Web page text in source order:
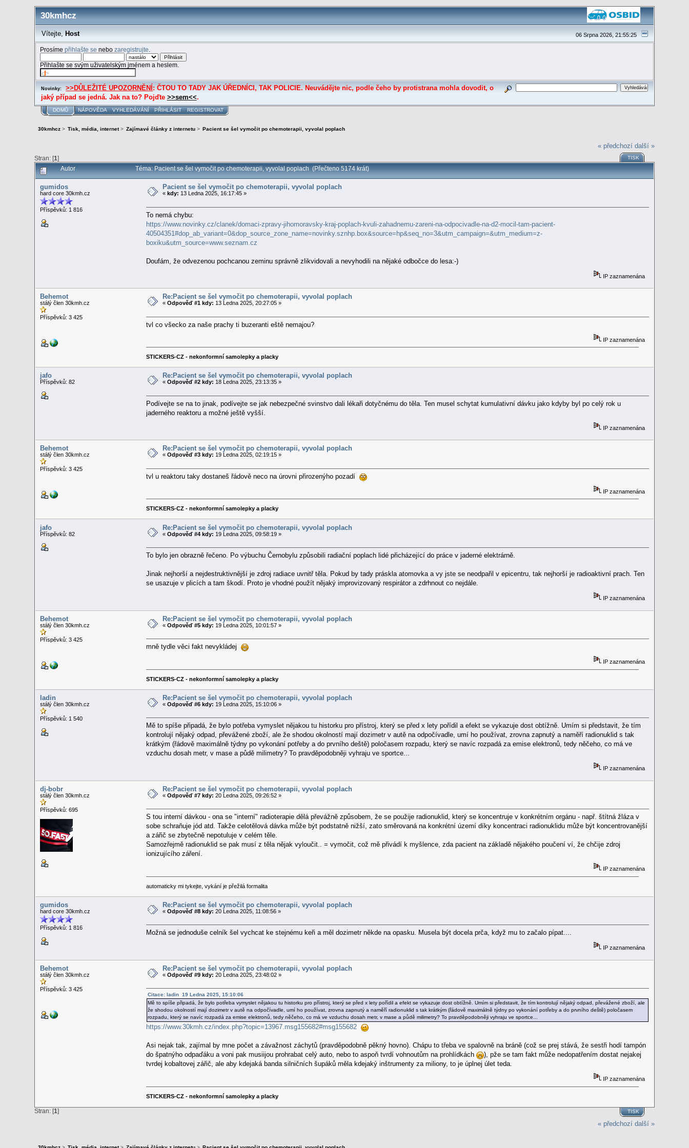
30kmhcz
06 Srpna 2026, 21:55:25
Vítejte, Host
Prosímepřihlašte se nebozaregistrujte
Přihlašte se svým uživatelským jménem a heslem.
Novinky: >>DŮLEŽITÉ UPOZORNĚNÍ : ČTOU TO TADY JAK ÚŘEDNÍCI, TAK POLICIE. Neuvádějte nic, podle čeho by protistrana mohla dovodit, o
jaký případ se jedná. Jak na to? Pojďte >>sem<<.
DOMŮ NÁPOVĚDA VYHLEDÁVÁNÍ PŘIHLÁSIT REGISTROVAT
30kmhcz> Tisk, média, internet> Zajímavé články z internetu> Pacient se šel vymočit po chemoterapii, vyvolal poplach
« předchozí další »
Stran: [1] TISK
Autor Téma: Pacient se šel vymočit po chemoterapii, vyvolal poplach (Přečteno 5174 krát)
gumidos
hard core 30kmh.cz
Příspěvků: 1 816
Pacient se šel vymočit po chemoterapii, vyvolal poplach
« kdy: 13 Ledna 2025, 16:17:45 »
To nemá chybu:
https://www.novinky.cz/clanek/domaci-zpravy-jihomoravsky-kraj-poplach-kvuli-zahadnemu-zareni-na-odpocivadle-na-d2-mocil-tam-pacient-
40504351#dop_ab_variant=0&dop_source_zone_name=novinky.sznhp.box&source=hp&seq_no=3&utm_campaign=&utm_medium=z-
boxiku&utm_source=www.seznam.cz
Doufám, že odvezenou pochcanou zeminu správně zlikvidovali a nevyhodili na nějaké odbočce do lesa:-)
IP zaznamenána
Behemot
stálý člen 30kmh.cz
Příspěvků: 3 425
Re:Pacient se šel vymočit po chemoterapii, vyvolal poplach
«Odpověď #1 kdy: 13 Ledna 2025, 20:27:05 »
tvl co všecko za naše prachy ti buzeranti eště nemajou?
IP zaznamenána
STICKERS-CZ - nekonformní samolepky a placky
jafo
Příspěvků: 82
Re:Pacient se šel vymočit po chemoterapii, vyvolal poplach
«Odpověď #2 kdy: 18 Ledna 2025, 23:13:35 »
Podívejte se na to jinak, podívejte se jak nebezpečné svinstvo dali lékaři dotyčnému do těla. Ten musel schytat kumulativní dávku jako kdyby byl po celý rok u
jaderného reaktoru a možné ještě vyšší.
IP zaznamenána
Behemot
stálý člen 30kmh.cz
Příspěvků: 3 425
Re:Pacient se šel vymočit po chemoterapii, vyvolal poplach
«Odpověď #3 kdy: 19 Ledna 2025, 02:19:15 »
tvl u reaktoru taky dostaneš řádově neco na úrovni přirozenýho pozadí
IP zaznamenána
STICKERS-CZ - nekonformní samolepky a placky
jafo
Příspěvků: 82
Re:Pacient se šel vymočit po chemoterapii, vyvolal poplach
«Odpověď #4 kdy: 19 Ledna 2025, 09:58:19 »
To bylo jen obrazně řečeno. Po výbuchu Černobylu způsobili radiační poplach lidé přicházející do práce v jaderné elektrárně.
Jinak nejhorší a nejdestruktivnější je zdroj radiace uvnitř těla. Pokud by tady práskla atomovka a vy jste se neodpařil v epicentru, tak nejhorší je radioaktivní prach. Ten
se usazuje v plicích a tam škodí. Proto je vhodné použít nějaký improvizovaný respirátor a zdrhnout co nejdále.
IP zaznamenána
Behemot
stálý člen 30kmh.cz
Příspěvků: 3 425
Re:Pacient se šel vymočit po chemoterapii, vyvolal poplach
«Odpověď #5 kdy: 19 Ledna 2025, 10:01:57 »
mně tydle věci fakt nevykládej
IP zaznamenána
STICKERS-CZ - nekonformní samolepky a placky
ladin
stálý člen 30kmh.cz
Příspěvků: 1 540
Re:Pacient se šel vymočit po chemoterapii, vyvolal poplach
«Odpověď #6 kdy: 19 Ledna 2025, 15:10:06 »
Mě to spíše připadá, že bylo potřeba vymyslet nějakou tu historku pro přístroj, který se před x lety pořídil a efekt se vykazuje dost obtížně. Umím si představit, že tím
kontrolují nějaký odpad, převážené zboží, ale že shodou okolností mají dozimetr v autě na odpočívadle, umí ho používat, zrovna zapnutý a naměří radionuklid s tak
krátkým (řádově maximálně týdny po vykonání potřeby a do prvního deště) poločasem rozpadu, který se navíc rozpadá za emise elektronů, tedy něčeho, co má ve
vzduchu dosah metr, v mase a půdě milimetry? To pravděpodobněji vyhraju ve sportce...
IP zaznamenána
dj-bobr
stálý člen 30kmh.cz
Příspěvků: 695
Re:Pacient se šel vymočit po chemoterapii, vyvolal poplach
«Odpověď #7 kdy: 20 Ledna 2025, 09:26:52 »
S tou interní dávkou - ona se "interní" radioterapie dělá převážně způsobem, že se použije radionuklid, který se koncentruje v konkrétním orgánu - např. štítná žláza v
sobe schraňuje jód atd. Takže celotělová dávka může být podstatně nižší, zato směrovaná na konkrétní území díky koncentraci radionuklidu může být koncentrovanější
a zářič se zbytečně nepotuluje v celém těle.
Samozřejmě radionuklid se pak musí z těla nějak vyloučit.. = vymočit, což mě přivádí k myšlence, zda pacient na základě nějakého poučení ví, že chčije zdroj
ionizujícího záření.
IP zaznamenána
automaticky mi tykejte, vykání je přežilá formalita
gumidos
hard core 30kmh.cz
Příspěvků: 1 816
Re:Pacient se šel vymočit po chemoterapii, vyvolal poplach
«Odpověď #8 kdy: 20 Ledna 2025, 11:08:56 »
Možná se jednoduše celník šel vychcat ke stejnému keři a měl dozimetr někde na opasku. Musela být docela prča, když mu to začalo pípat....
IP zaznamenána
Behemot
stálý člen 30kmh.cz
Příspěvků: 3 425
Re:Pacient se šel vymočit po chemoterapii, vyvolal poplach
«Odpověď #9 kdy: 20 Ledna 2025, 23:48:02 »
Citace: ladin 19 Ledna 2025, 15:10:06
Mě to spíše připadá, že bylo potřeba vymyslet nějakou tu historku pro přístroj, který se před x lety pořídil a efekt se vykazuje dost obtížně. Umím si představit, že tím kontrolují nějaký odpad, převážené zboží, ale
že shodou okolností mají dozimetr v autě na odpočívadle, umí ho používat, zrovna zapnutý a naměří radionuklid s tak krátkým (řádově maximálně týdny po vykonání potřeby a do prvního deště) poločasem
rozpadu, který se navíc rozpadá za emise elektronů, tedy něčeho, co má ve vzduchu dosah metr, v mase a půdě milimetry? To pravděpodobněji vyhraju ve sportce...
https://www.30kmh.cz/index.php?topic=13967.msg155682#msg155682
Asi nejak tak, zajímal by mne počet a závažnost záchytů (pravděpodobně pěkný hovno). Chápu to třeba ve spalovně na bráně (což se prej stává, že sestři hodí tampón
do špatnýho odpaďáku a voni pak musiijou prohrabat celý auto, nebo to aspoň tvrdí vohnoutům na prohlídkách
), pže se tam fakt může nedopatřením dostat nejakej
tvrdej kobaltovej zářič, ale aby kdejaká banda silničních šupáků měla kdejaký inštrumenty za miliony, to je úplnej úlet teda.
IP zaznamenána
STICKERS-CZ - nekonformní samolepky a placky
TISK
Stran: [1]
« předchozí další »